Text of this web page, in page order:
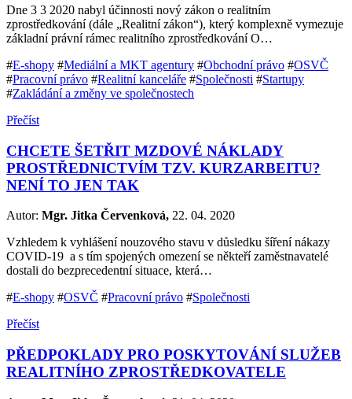
Dne 3 3 2020 nabyl účinnosti nový zákon o realitním
zprostředkování (dále „Realitní zákon“), který komplexně vymezuje
základní právní rámec realitního zprostředkování O…
#E-shopy #Mediální a MKT agentury #Obchodní právo #OSVČ
#Pracovní právo #Realitní kanceláře #Společnosti #Startupy
#Zakládání a změny ve společnostech
Přečíst
CHCETE ŠETŘIT MZDOVÉ NÁKLADY
PROSTŘEDNICTVÍM TZV. KURZARBEITU?
NENÍ TO JEN TAK
Autor: Mgr. Jitka Červenková, 22. 04. 2020
Vzhledem k vyhlášení nouzového stavu v důsledku šíření nákazy
COVID-19 a s tím spojených omezení se někteří zaměstnavatelé
dostali do bezprecedentní situace, která…
#E-shopy #OSVČ #Pracovní právo #Společnosti
Přečíst
PŘEDPOKLADY PRO POSKYTOVÁNÍ SLUŽEB
REALITNÍHO ZPROSTŘEDKOVATELE